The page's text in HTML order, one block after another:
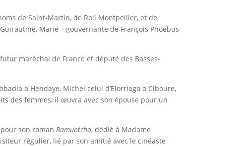
de Saint-Martin, de Roll Montpellier, et de
Marie – gouvernante de François Phoebus
maréchal de France et député des Basses-
à Hendaye, Michel celui d’Elorriaga à Ciboure,
des femmes, il œuvra avec son épouse pour un
son roman Ramuntcho, dédié à Madame
régulier, lié par son amitié avec le cinéaste